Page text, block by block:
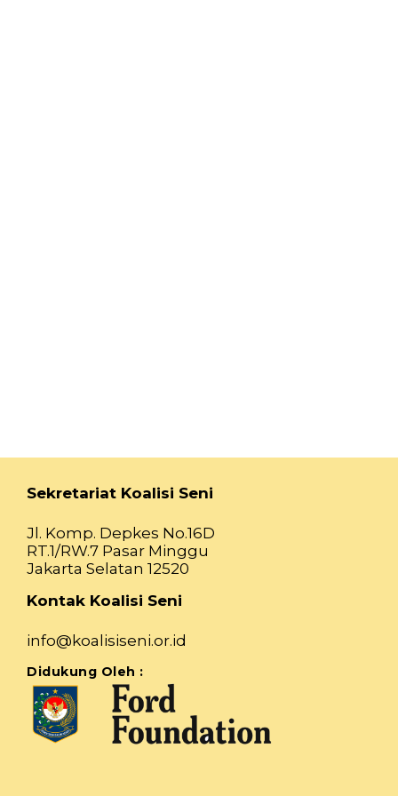
Sekretariat Koalisi Seni
Jl. Komp. Depkes No.16D
RT.1/RW.7 Pasar Minggu
Jakarta Selatan 12520
Kontak Koalisi Seni
info@koalisiseni.or.id
Didukung Oleh :